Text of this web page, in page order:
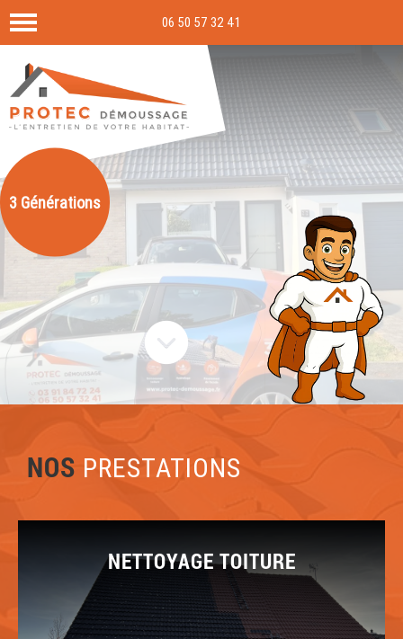
06 50 57 32 41
3 Générations
NOS PRESTATIONS
NETTOYAGE TOITURE